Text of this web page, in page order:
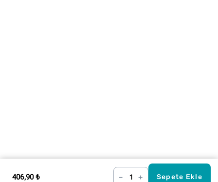
406,90 ₺ – + Sepete Ekle